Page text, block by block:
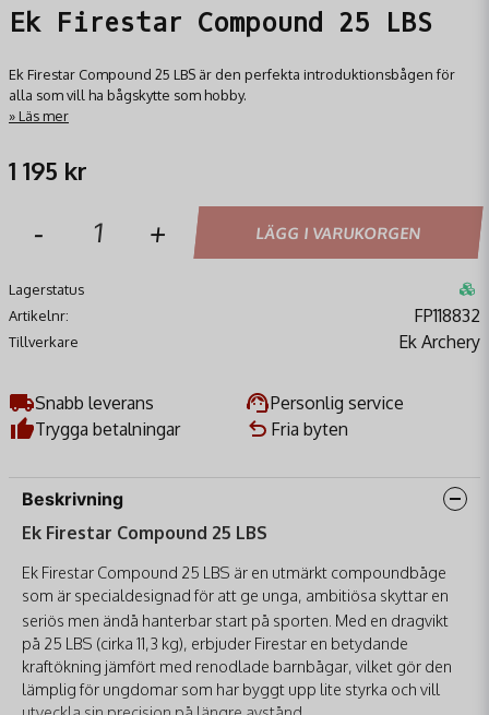
Ek Firestar Compound 25 LBS
Ek Firestar Compound 25 LBS är den perfekta introduktionsbågen för
alla som vill ha bågskytte som hobby.
Läs mer
1 195 kr
- + LÄGG I VARUKORGEN
Lagerstatus
Artikelnr:
FP118832
Tillverkare Ek Archery
Snabb leverans
Personlig service
Trygga betalningar
Fria byten
Beskrivning
Ek Firestar Compound 25 LBS
Ek Firestar Compound 25 LBS är en utmärkt compoundbåge
som är specialdesignad för att ge unga, ambitiösa skyttar en
seriös men ändå hanterbar start på sporten. Med en dragvikt
på 25 LBS (cirka 11,3 kg), erbjuder Firestar en betydande
kraftökning jämfört med renodlade barnbågar, vilket gör den
lämplig för ungdomar som har byggt upp lite styrka och vill